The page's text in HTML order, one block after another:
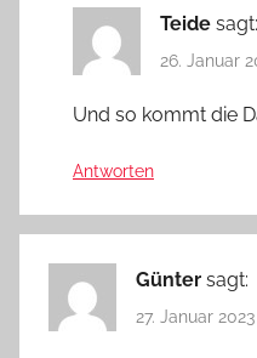
Teide sagt:
26. Januar
Und so kommt die
Antworten
Günter sagt:
27. Januar